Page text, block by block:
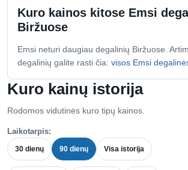
Kuro kainų istorija
Rodomos vidutinės kuro tipų kainos.
Laikotarpis:
30 dienų 90 dienų Visa istorija
Kuro kainos kitose Emsi
Biržuose
Emsi neturi daugiau degalinių Biržuose.
degalinių galite rasti čia: visos Emsi